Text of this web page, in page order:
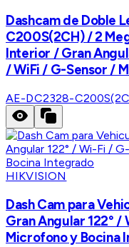
Dashcam de Doble
C200S(2CH) / 2
Interior / Gran
/ WiFi / G-Sensor /
AE-DC2328-
HIKVISION
Dash Cam para
Gran Angular 122° /
Microfono y Bocina